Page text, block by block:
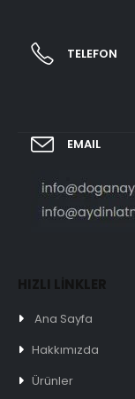
TELEFON
EMAIL
HIZLI LİNKLER
Ana Sayfa
Hakkımızda
Ürünler